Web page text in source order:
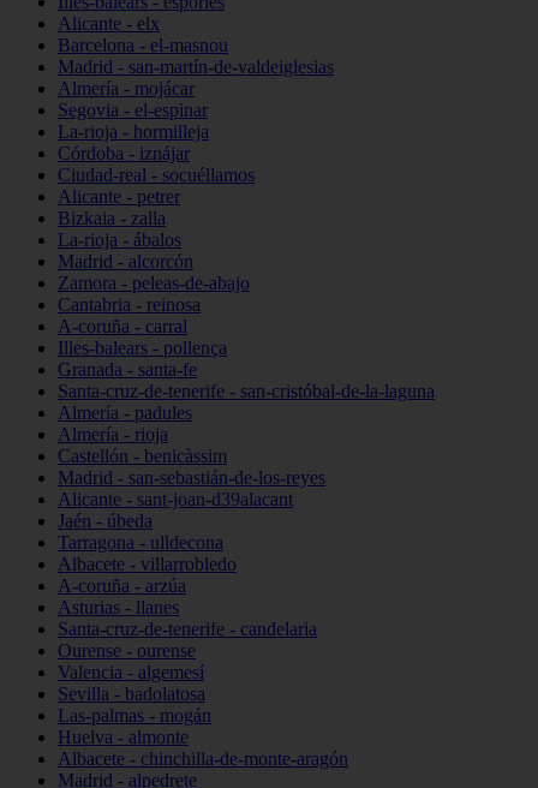
Alicante - elx
Barcelona - el-masnou
Madrid - san-martín-de-valdeiglesias
Almería - mojácar
Segovia - el-espinar
La-rioja - hormilleja
Córdoba - iznájar
Ciudad-real - socuéllamos
Alicante - petrer
Bizkaia - zalla
La-rioja - ábalos
Madrid - alcorcón
Zamora - peleas-de-abajo
Cantabria - reinosa
A-coruña - carral
Illes-balears - pollença
Granada - santa-fe
Santa-cruz-de-tenerife - san-cristóbal-de-la-laguna
Almería - padules
Almería - rioja
Castellón - benicàssim
Madrid - san-sebastián-de-los-reyes
Alicante - sant-joan-d39alacant
Jaén - úbeda
Tarragona - ulldecona
Albacete - villarrobledo
A-coruña - arzúa
Asturias - llanes
Santa-cruz-de-tenerife - candelaria
Ourense - ourense
Valencia - algemesí
Sevilla - badolatosa
Las-palmas - mogán
Huelva - almonte
Albacete - chinchilla-de-monte-aragón
Madrid - alpedrete